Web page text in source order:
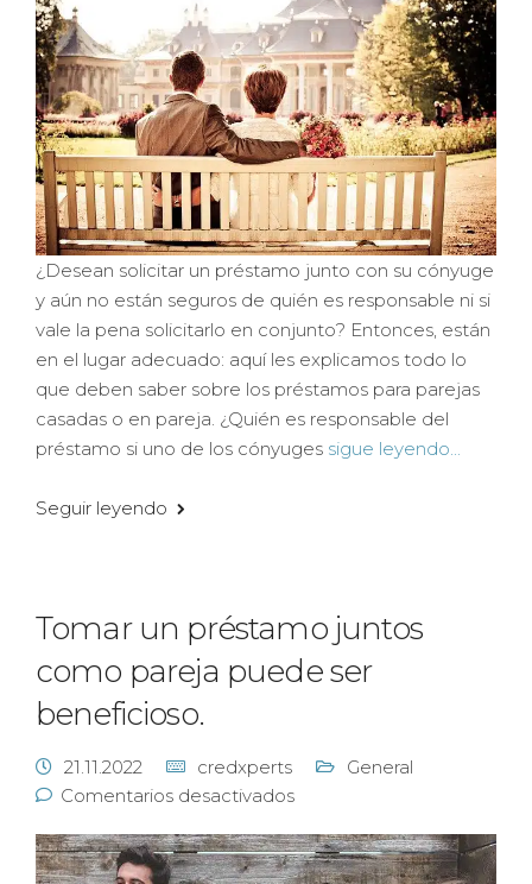
¿Desean solicitar un préstamo junto con su cónyuge
y aún no están seguros de quién es responsable ni si
vale la pena solicitarlo en conjunto? Entonces, están
en el lugar adecuado: aquí les explicamos todo lo
que deben saber sobre los préstamos para parejas
casadas o en pareja. ¿Quién es responsable del
préstamo si uno de los cónyuges sigue leyendo...
Seguir leyendo
Tomar un préstamo juntos
como pareja puede ser
beneficioso.
21.11.2022 credxperts
General
Comentarios desactivados